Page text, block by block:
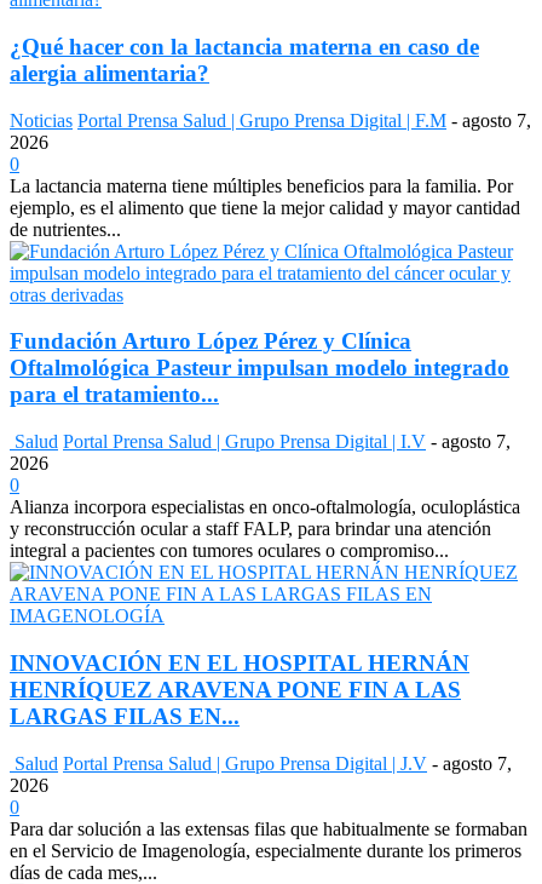
¿Qué hacer con la lactancia materna en caso de
alergia alimentaria?
Noticias Portal Prensa Salud | Grupo Prensa Digital | F.M - agosto 7,
2026
0
La lactancia materna tiene múltiples beneficios para la familia. Por
ejemplo, es el alimento que tiene la mejor calidad y mayor cantidad
de nutrientes...
Fundación Arturo López Pérez y Clínica
Oftalmológica Pasteur impulsan modelo integrado
para el tratamiento...
Salud Portal Prensa Salud | Grupo Prensa Digital | I.V - agosto 7,
2026
0
Alianza incorpora especialistas en onco-oftalmología, oculoplástica
y reconstrucción ocular a staff FALP, para brindar una atención
integral a pacientes con tumores oculares o compromiso...
INNOVACIÓN EN EL HOSPITAL HERNÁN
HENRÍQUEZ ARAVENA PONE FIN A LAS
LARGAS FILAS EN...
Salud Portal Prensa Salud | Grupo Prensa Digital | J.V - agosto 7,
2026
0
Para dar solución a las extensas filas que habitualmente se formaban
en el Servicio de Imagenología, especialmente durante los primeros
días de cada mes,...